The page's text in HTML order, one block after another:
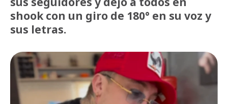
shook con un giro de 180° en su voz y
sus letras.